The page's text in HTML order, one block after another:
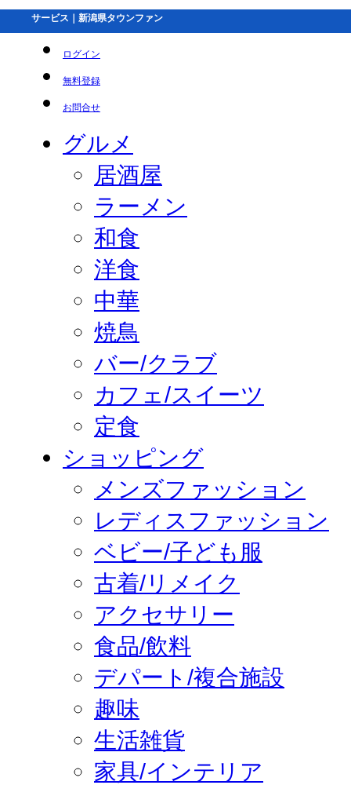
サービス｜新潟県タウンファン
ログイン
無料登録
お問合せ
グルメ
居酒屋
ラーメン
和食
洋食
中華
焼鳥
バー/クラブ
カフェ/スイーツ
定食
ショッピング
メンズファッション
レディスファッション
ベビー/子ども服
古着/リメイク
アクセサリー
食品/飲料
デパート/複合施設
趣味
生活雑貨
家具/インテリア